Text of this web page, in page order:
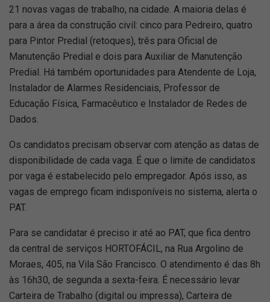
21 novas vagas de trabalho, na cidade. A maioria delas é
para a área da construção civil: cinco para Pedreiro, quatro
para Pintor Predial (retoques), três para Oficial de
Manutenção Predial e dois para Auxiliar de Manutenção
Predial. Há também oportunidades para Atendente de Loja,
Instalador de Alarmes Residenciais, Professor de
Educação Física, Farmacêutico e Instalador de Redes de
Dados.
Os candidatos precisam observar com atenção as datas de
disponibilidade de cada vaga. É que o limite de candidatos
por vaga é estabelecido pelo empregador. Após isso, as
vagas de emprego ficam indisponíveis no sistema, alerta o
PAT.
Para se candidatar é preciso ir até ao PAT, que fica dentro
da central de serviços HORTOFÁCIL, na Rua Argolino de
Moraes, 405, na Vila São Francisco. O atendimento é das 8h
às 16h30, de segunda a sexta-feira. É necessário levar
Carteira de Trabalho (digital ou impressa), Carteira de